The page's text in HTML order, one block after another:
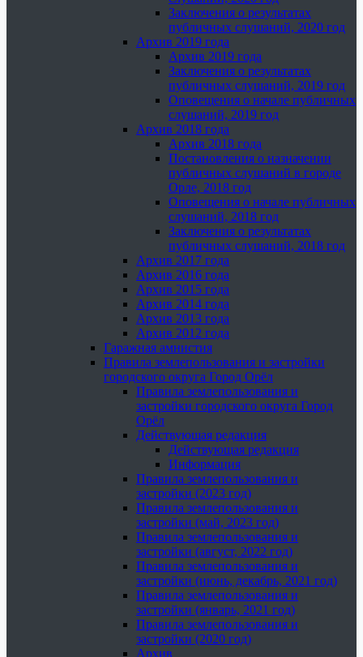
Заключения о результатах
публичных слушаний, 2020 год
Архив 2019 года
Архив 2019 года
Заключения о результатах
публичных слушаний, 2019 год
Оповещения о начале публичных
слушаний, 2019 год
Архив 2018 года
Архив 2018 года
Постановления о назначении
публичных слушаний в городе
Орле, 2018 год
Оповещения о начале публичных
слушаний, 2018 год
Заключения о результатах
публичных слушаний, 2018 год
Архив 2017 года
Архив 2016 года
Архив 2015 года
Архив 2014 года
Архив 2013 года
Архив 2012 года
Гаражная амнистия
Правила землепользования и застройки
городского округа Город Орёл
Правила землепользования и
застройки городского округа Город
Орёл
Действующая редакция
Действующая редакция
Информация
Правила землепользования и
застройки (2023 год)
Правила землепользования и
застройки (май, 2023 год)
Правила землепользования и
застройки (август, 2022 год)
Правила землепользования и
застройки (июнь, декабрь, 2021 год)
Правила землепользования и
застройки (январь, 2021 год)
Правила землепользования и
застройки (2020 год)
Архив